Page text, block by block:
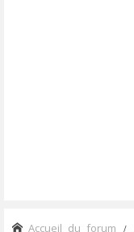
Accueil du forum